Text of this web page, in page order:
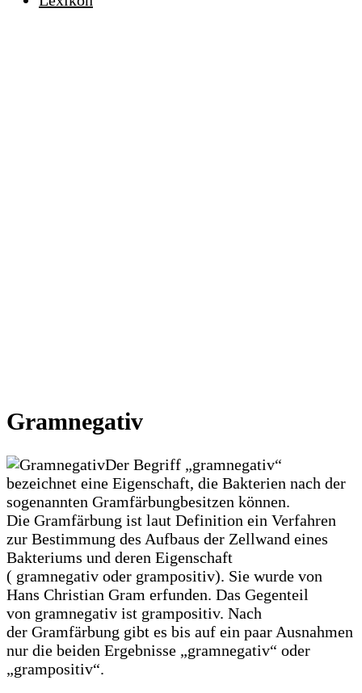
Gramnegativ
Der Begriff „gramnegativ“
bezeichnet eine Eigenschaft, die Bakterien nach der
sogenannten Gramfärbungbesitzen können.
Die Gramfärbung ist laut Definition ein Verfahren
zur Bestimmung des Aufbaus der Zellwand eines
Bakteriums und deren Eigenschaft
( gramnegativ oder grampositiv). Sie wurde von
Hans Christian Gram erfunden. Das Gegenteil
von gramnegativ ist grampositiv. Nach
der Gramfärbung gibt es bis auf ein paar Ausnahmen
nur die beiden Ergebnisse „gramnegativ“ oder
„grampositiv“.